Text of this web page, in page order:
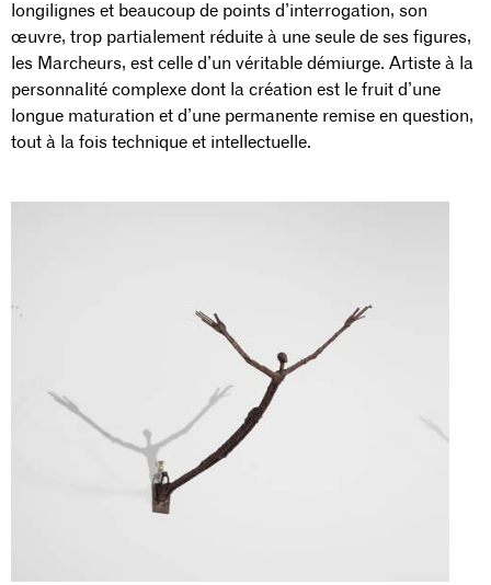
longilignes et beaucoup de points d’interrogation, son
œuvre, trop partialement réduite à une seule de ses figures,
les Marcheurs, est celle d’un véritable démiurge. Artiste à la
personnalité complexe dont la création est le fruit d’une
longue maturation et d’une permanente remise en question,
tout à la fois technique et intellectuelle.